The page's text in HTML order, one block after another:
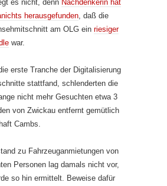
es nicht, denn Nachdenkerin hat
herausgefunden , daß die
am OLG ein riesiger
war.
erste Tranche der Digitalisierung
stattfand, schlenderten die
nicht mehr Gesuchten etwa 3
von Zwickau entfernt gemütlich
Cambs.
zu Fahrzeuganmietungen von
Personen lag damals nicht vor,
so hin ermittelt. Beweise dafür